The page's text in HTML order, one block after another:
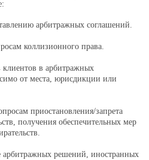
арбитражных соглашений.
коллизионного права.
клиентов в арбитражных
от места, юрисдикции или
приостановления/запрета
получения обеспечительных мер
решений, иностранных